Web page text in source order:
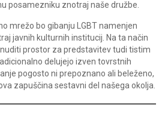
posamezniku znotraj naše družbe.
mrežo bo gibanju LGBT namenjen
javnih kulturnih institucij. Na ta način
prostor za predstavitev tudi tistim
delujejo izven tovrstnih
pogosto ni prepoznano ali beleženo,
zapuščina sestavni del našega okolja.